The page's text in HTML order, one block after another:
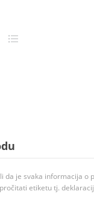
da je svaka informacija
etiketu tj.